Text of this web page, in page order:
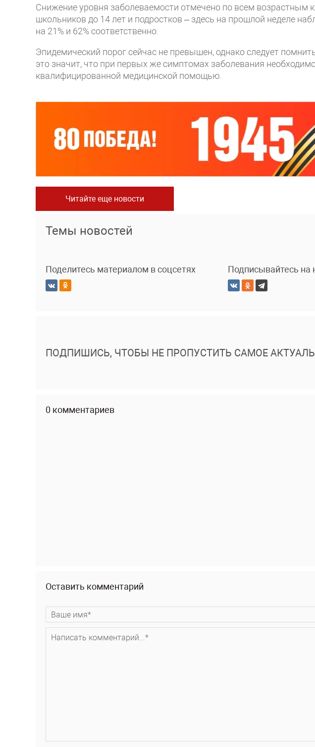
Снижение уровня заболеваемости отмечено по всем возрастным
школьников до 14 лет и подростков – здесь на прошлой неделе
на 21% и 62% соответственно.
Эпидемический порог сейчас не превышен, однако следует
это значит, что при первых же симптомах заболевания
квалифицированной медицинской помощью.
Читайте еще новости
Темы новостей
Поделитесь материалом в соцсетях Подписывайтесь на
ПОДПИШИСЬ, ЧТОБЫ НЕ ПРОПУСТИТЬ САМОЕ
0 комментариев
Оставить комментарий